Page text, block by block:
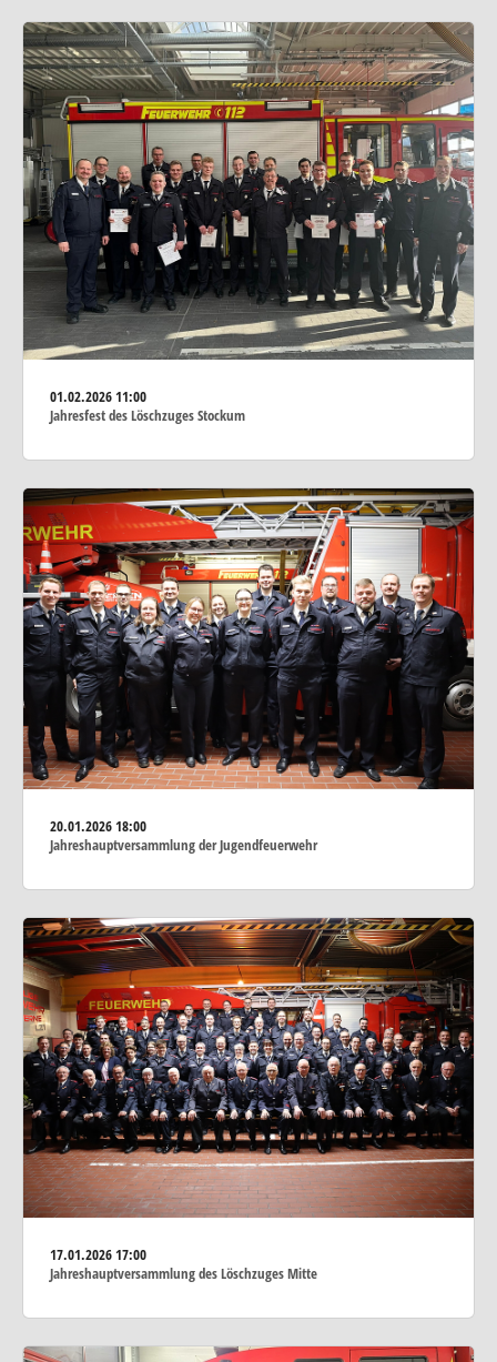
01.02.202611:00
Jahresfest des Löschzuges Stockum
20.01.202618:00
Jahreshauptversammlung der Jugendfeuerwehr
17.01.202617:00
Jahreshauptversammlung des Löschzuges Mitte